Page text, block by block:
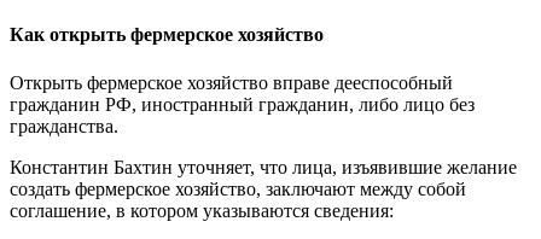
Как открыть фермерское хозяйство
Открыть фермерское хозяйство вправе дееспособный
гражданин РФ, иностранный гражданин, либо лицо без
гражданства.
Константин Бахтин уточняет, что лица, изъявившие желание
создать фермерское хозяйство, заключают между собой
соглашение, в котором указываются сведения: